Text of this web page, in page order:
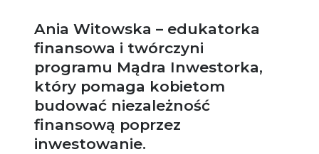
Ania Witowska – edukatorka
finansowa i twórczyni
programu Mądra Inwestorka,
który pomaga kobietom
budować niezależność
finansową poprzez
inwestowanie.